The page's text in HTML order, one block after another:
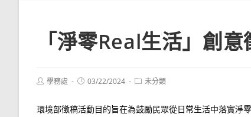
「淨零Real生活」創
Post學務處
Post03/22/2024
Post未分類
環境部徵稿活動目的旨在為鼓勵民眾從日常生活中落實淨